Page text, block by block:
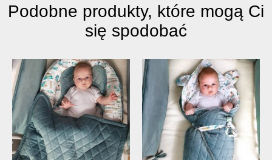
Podobne produkty, które mogą Ci
się spodobać